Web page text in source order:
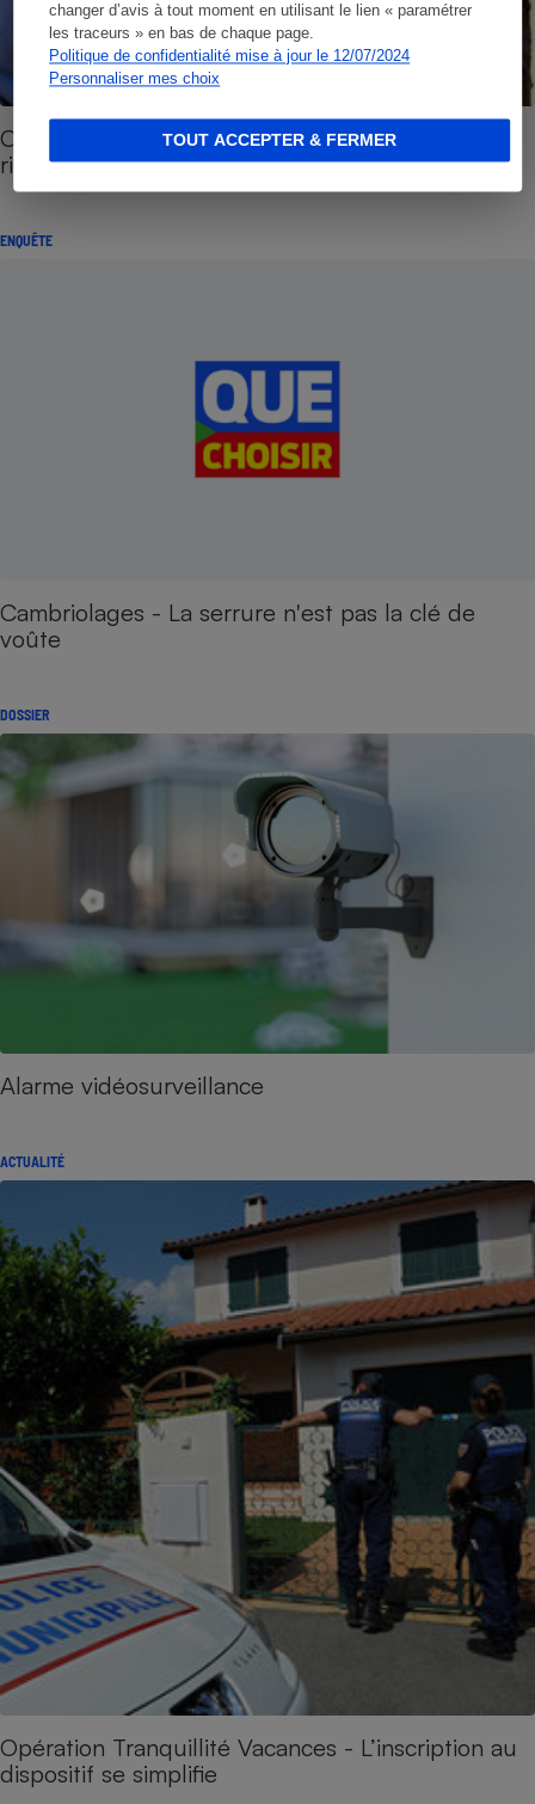
changer d’avis à tout moment en utilisant le lien « paramétrer
les traceurs » en bas de chaque page.
Politique de confidentialité mise à jour le 12/07/2024
Personnaliser mes choix
TOUT ACCEPTER & FERMER
Cambriolage - Les bons réflexes pour limiter les
risques
ENQUÊTE
Cambriolages - La serrure n'est pas la clé de
voûte
DOSSIER
Alarme vidéosurveillance
ACTUALITÉ
Opération Tranquillité Vacances - L’inscription au
dispositif se simplifie